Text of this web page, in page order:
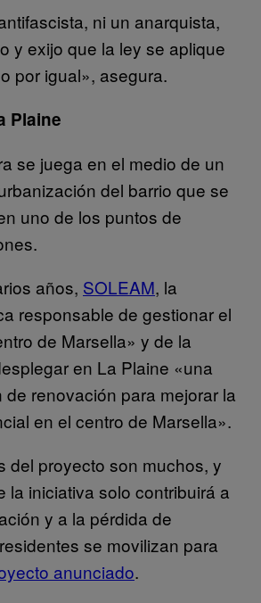
ni un anarquista,
y exijo que la ley se aplique
por igual», asegura.
Plaine
se juega en el medio de un
del barrio que se
uno de los puntos de
años, SOLEAM, la
responsable de gestionar el
de Marsella» y de la
en La Plaine «una
renovación para mejorar la
en el centro de Marsella».
del proyecto son muchos, y
la iniciativa solo contribuirá a
y a la pérdida de
se movilizan para
anunciado.